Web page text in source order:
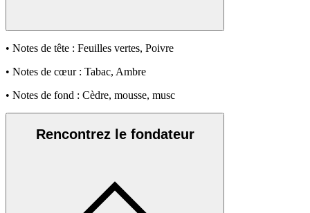
• Notes de tête : Feuilles vertes, Poivre
• Notes de cœur : Tabac, Ambre
• Notes de fond : Cèdre, mousse, musc
Rencontrez le fondateur